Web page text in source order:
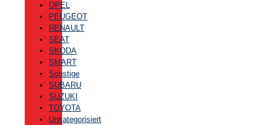
OPEL
PEUGEOT
RENAULT
SEAT
SKODA
SMART
Sonstige
SUBARU
SUZUKI
TOYOTA
Unkategorisiert